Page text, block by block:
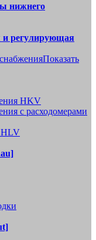
нижнего
и регулирующая
Показать
HKV
с расходомерами
HLV